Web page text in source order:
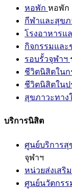
หอพัก หอพัก
กีฬาและสุข
โรงอาหารแ
กิจกรรมและ
รอบรั้วจุฬาฯ
ชีวิตนิสิตในก
ชีวิตนิสิตในป
สุขภาวะทาง
บริการนิสิต
ศูนย์บริการสุ
จุฬาฯ
หน่วยส่งเสริ
ศูนย์นวัตกรร